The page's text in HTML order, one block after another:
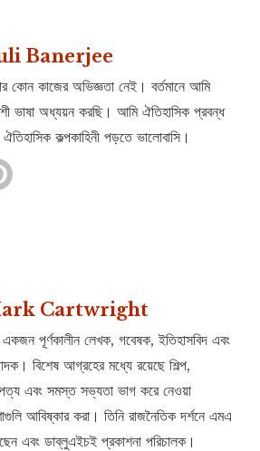
Banerjee
কোন কাজের অভিজ্ঞতা নেই। বর্তমানে আমি
ভাষা অধ্যয়ন করছি। আমি ঐতিহাসিক প্রবন্ধ
কল্পকাহিনী পড়তে ভালোবাসি।
Cartwright
একজন পূর্ণকালীন লেখক, গবেষক, ইতিহাসবিদ এবং
বিশেষ আগ্রহের মধ্যে রয়েছে শিল্প,
এবং সমস্ত সভ্যতা ভাগ করে নেওয়া
আবিষ্কার করা। তিনি রাজনৈতিক দর্শনে এমএ
এবং ডাব্লুএইচই প্রকাশনা পরিচালক।